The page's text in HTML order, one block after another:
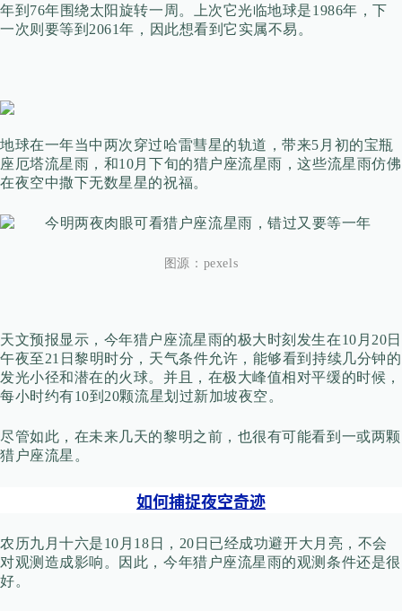
年到76年围绕太阳旋转一周。
上次它光临地球是1986年，下
一次则要等到2061年，因此想看到它实属不易。
地球在一年当中两次穿过哈雷彗星的轨道，带来5月初的宝瓶
座厄塔流星雨，和10月下旬的猎户座流星雨，这些流星雨仿佛
在夜空中撒下无数星星的祝福。
图源： pexels
天文预报显示，今年猎户座流星雨的极大时刻发生在10月20日
午夜至21日黎明时分，天气条件允许， 能够看到持续几分钟的
发光小径和潜在的火球。并且，在极大峰值相对平缓的时候，
每小时约有10到20颗流星划过新加坡夜空。
尽管如此，在未来几天的黎明之前，也很有可能看到一或两颗
猎户座流星。
如何捕捉夜空奇迹
农历九月十六是10月18日， 20日已经成功避开大月亮，不会
对观测造成影响。因此，今年猎户座流星雨的观测条件还是很
好。